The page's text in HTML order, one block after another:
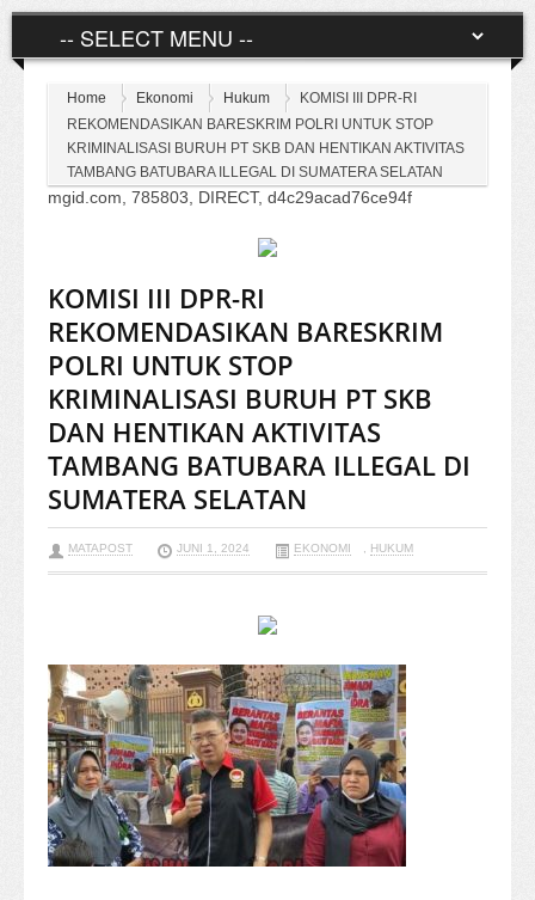
Home Ekonomi Hukum
KOMISI III DPR-RI
REKOMENDASIKAN BARESKRIM POLRI UNTUK STOP
KRIMINALISASI BURUH PT SKB DAN HENTIKAN AKTIVITAS
TAMBANG BATUBARA ILLEGAL DI SUMATERA SELATAN
mgid.com, 785803, DIRECT, d4c29acad76ce94f
KOMISI III DPR-RI
REKOMENDASIKAN BARESKRIM
POLRI UNTUK STOP
KRIMINALISASI BURUH PT SKB
DAN HENTIKAN AKTIVITAS
TAMBANG BATUBARA ILLEGAL DI
SUMATERA SELATAN
MATAPOST JUNI 1, 2024 EKONOMI , HUKUM